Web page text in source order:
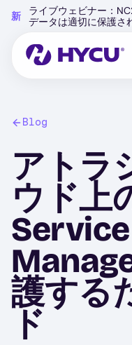
content
新
ライブウェビナー：
データは適切に保護さ
Blog
アトラ
ウド上
Service
護する
ド